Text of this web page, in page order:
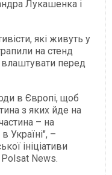
Лукашенка і
які живуть у
на стенд
перед
в Європі, щоб
з яких йде на
– на
Україні", –
ініціативи
News.